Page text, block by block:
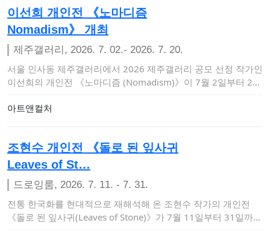
이선희 개인전 《노마디즘
Nomadism》 개최
제주갤러리, 2026. 7. 02.- 2026. 7. 20.
서울 인사동 제주갤러리에서 2026 제주갤러리 공모 선정 작가인
이선희의 개인전 《노마디즘 (Nomadism)》이 7월 2일부터 20
아트앤컬처
조현수 개인전 《돌로 된 잎사귀
Leaves of St…
드로잉룸, 2026. 7. 11. - 7. 31.
전통 한국화를 현대적으로 재해석해 온 조현수 작가의 개인전
《돌로 된 잎사귀(Leaves of Stone)》가 7월 11일부터 31일까지